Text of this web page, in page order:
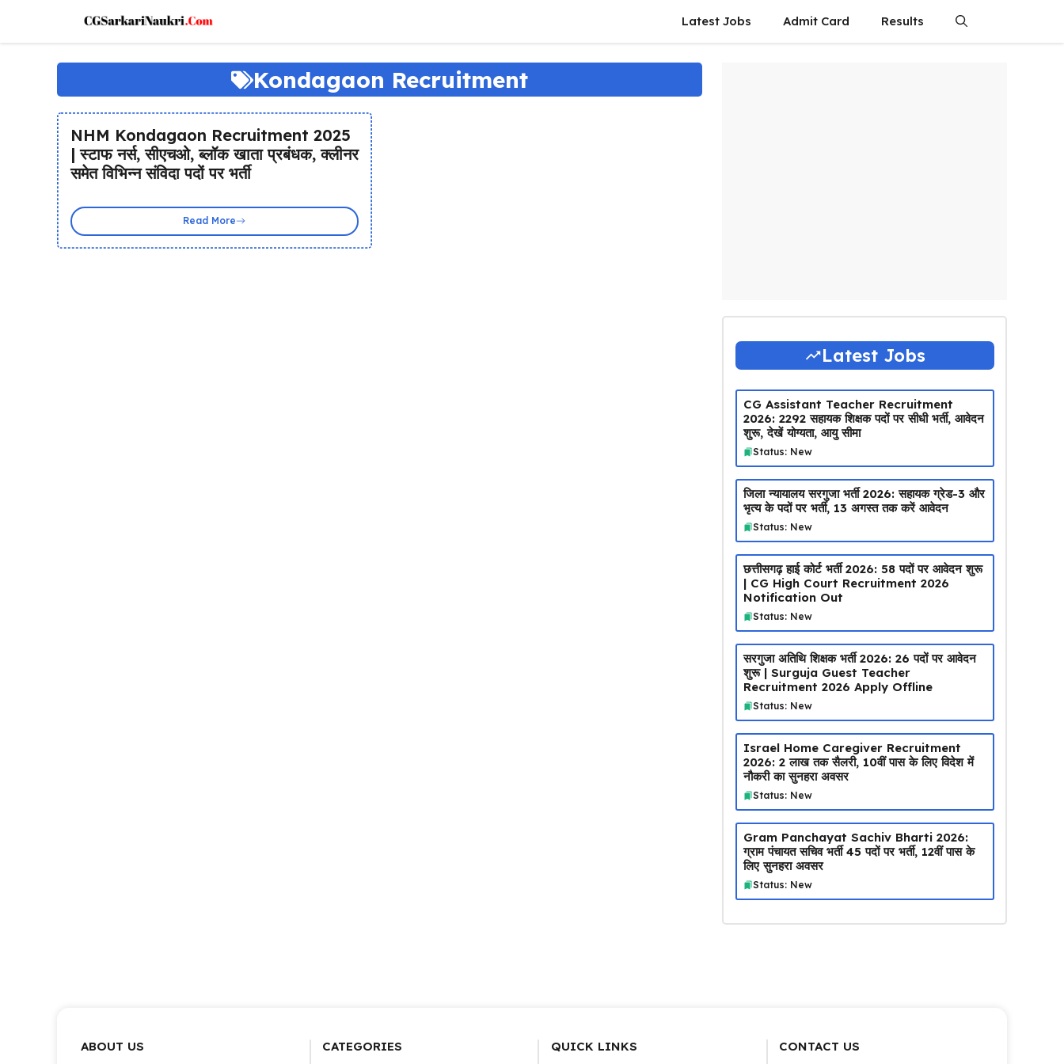
content
Latest Jobs Admit Card Results
Kondagaon Recruitment
NHM Kondagaon Recruitment 2025
| स्टाफ नर्स, सीएचओ, ब्लॉक खाता प्रबंधक, क्लीनर
समेत विभिन्न संविदा पदों पर भर्ती
Read More
Latest Jobs
CG Assistant Teacher Recruitment
2026: 2292 सहायक शिक्षक पदों पर सीधी भर्ती, आवेदन
शुरू, देखें योग्यता, आयु सीमा
Status: New
जिला न्यायालय सरगुजा भर्ती 2026: सहायक ग्रेड-3 और
भृत्य के पदों पर भर्ती, 13 अगस्त तक करें आवेदन
Status: New
छत्तीसगढ़ हाई कोर्ट भर्ती 2026: 58 पदों पर आवेदन शुरू
| CG High Court Recruitment 2026
Notification Out
Status: New
सरगुजा अतिथि शिक्षक भर्ती 2026: 26 पदों पर आवेदन
शुरू | Surguja Guest Teacher
Recruitment 2026 Apply Offline
Status: New
Israel Home Caregiver Recruitment
2026: ₹2 लाख तक सैलरी, 10वीं पास के लिए विदेश में
नौकरी का सुनहरा अवसर
Status: New
Gram Panchayat Sachiv Bharti 2026:
ग्राम पंचायत सचिव भर्ती 45 पदों पर भर्ती, 12वीं पास के
लिए सुनहरा अवसर
Status: New
ABOUT US CATEGORIES QUICK LINKS CONTACT US